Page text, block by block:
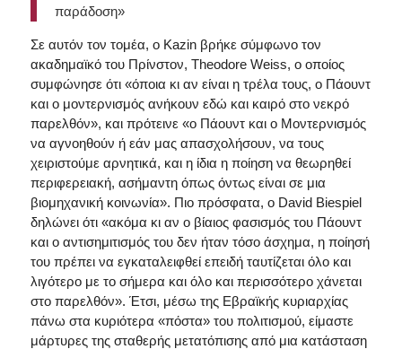
παράδοση»
Σε αυτόν τον τομέα, ο Kazin βρήκε σύμφωνο τον
ακαδημαϊκό του Πρίνστον, Theodore Weiss, ο οποίος
συμφώνησε ότι «όποια κι αν είναι η τρέλα τους, ο Πάουντ
και ο μοντερνισμός ανήκουν εδώ και καιρό στο νεκρό
παρελθόν», και πρότεινε «ο Πάουντ και ο Μοντερνισμός
να αγνοηθούν ή εάν μας απασχολήσουν, να τους
χειριστούμε αρνητικά, και η ίδια η ποίηση να θεωρηθεί
περιφερειακή, ασήμαντη όπως όντως είναι σε μια
βιομηχανική κοινωνία». Πιο πρόσφατα, ο David Biespiel
δηλώνει ότι «ακόμα κι αν ο βίαιος φασισμός του Πάουντ
και ο αντισημιτισμός του δεν ήταν τόσο άσχημα, η ποίησή
του πρέπει να εγκαταλειφθεί επειδή ταυτίζεται όλο και
λιγότερο με το σήμερα και όλο και περισσότερο χάνεται
στο παρελθόν». Έτσι, μέσω της Εβραϊκής κυριαρχίας
πάνω στα κυριότερα «πόστα» του πολιτισμού, είμαστε
μάρτυρες της σταθερής μετατόπισης από μια κατάσταση